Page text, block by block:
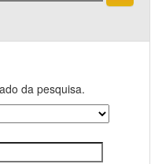
da pesquisa.